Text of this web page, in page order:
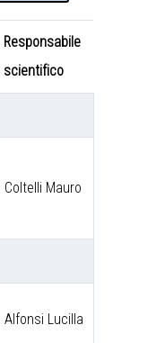
Responsabile
scientifico
Coltelli Mauro
Alfonsi Lucilla